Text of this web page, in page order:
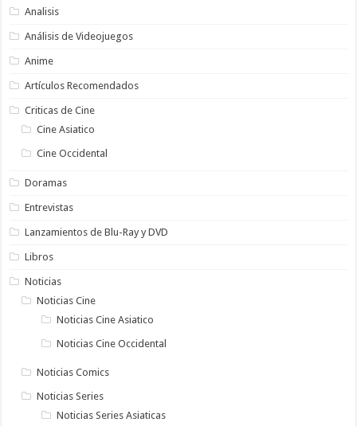
Analisis
Análisis de Videojuegos
Anime
Artículos Recomendados
Criticas de Cine
Cine Asiatico
Cine Occidental
Doramas
Entrevistas
Lanzamientos de Blu-Ray y DVD
Libros
Noticias
Noticias Cine
Noticias Cine Asiatico
Noticias Cine Occidental
Noticias Comics
Noticias Series
Noticias Series Asiaticas